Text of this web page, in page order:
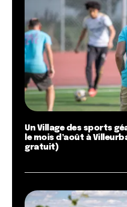
Un Village des sports
le mois d’août à
gratuit)